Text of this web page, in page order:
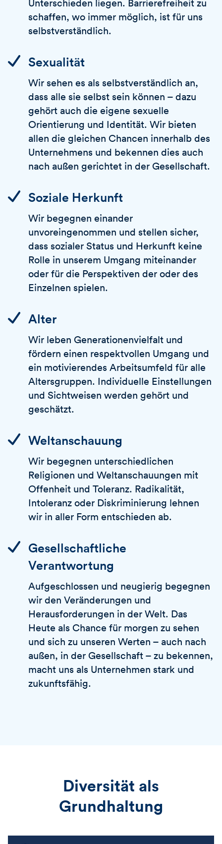
schaffen, wo immer möglich, ist für uns
selbstverständlich.
Sexualität
Wir sehen es als selbstverständlich an,
dass alle sie selbst sein können – dazu
gehört auch die eigene sexuelle
Orientierung und Identität. Wir bieten
allen die gleichen Chancen innerhalb des
Unternehmens und bekennen dies auch
nach außen gerichtet in der Gesellschaft.
Soziale Herkunft
Wir begegnen einander
unvoreingenommen und stellen sicher,
dass sozialer Status und Herkunft keine
Rolle in unserem Umgang miteinander
oder für die Perspektiven der oder des
Einzelnen spielen.
Alter
Wir leben Generationenvielfalt und
fördern einen respektvollen Umgang und
ein motivierendes Arbeitsumfeld für alle
Altersgruppen. Individuelle Einstellungen
und Sichtweisen werden gehört und
geschätzt.
Weltanschauung
Wir begegnen unterschiedlichen
Religionen und Weltanschauungen mit
Offenheit und Toleranz. Radikalität,
Intoleranz oder Diskriminierung lehnen
wir in aller Form entschieden ab.
Gesellschaftliche
Verantwortung
Aufgeschlossen und neugierig begegnen
wir den Veränderungen und
Herausforderungen in der Welt. Das
Heute als Chance für morgen zu sehen
und sich zu unseren Werten – auch nach
außen, in der Gesellschaft – zu bekennen,
macht uns als Unternehmen stark und
zukunftsfähig.
Diversität als
Grundhaltung